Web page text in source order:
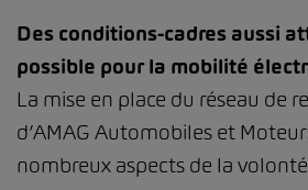
Des conditions-cadres aussi
possible pour la mobilité
La mise en place du réseau de
d’AMAG Automobiles et
nombreux aspects de la